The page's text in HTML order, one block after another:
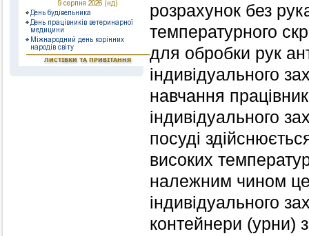
розрахунок без
температурного
для обробки рук
індивідуального
навчання
індивідуального
посуді
високих
належним чином
індивідуального
контейнери (урни)